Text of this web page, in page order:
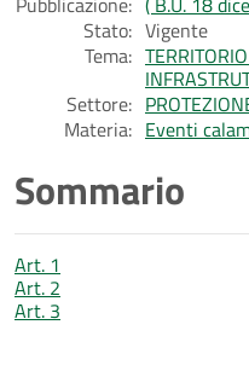
Stato: Vigente
Tema:
Settore:
Materia: Eventi
Sommario
Art. 1
Art. 2
Art. 3